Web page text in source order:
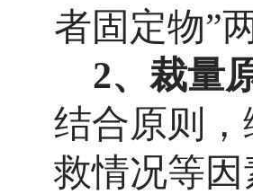
者固定物”
2、 裁量
结合原则
救情况等